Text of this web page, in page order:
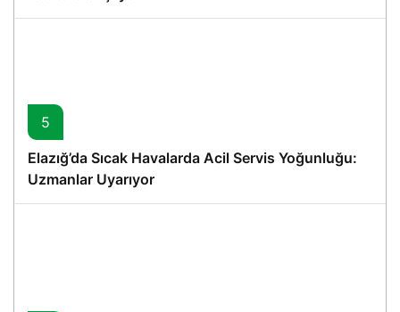
5
Elazığ’da Sıcak Havalarda Acil Servis Yoğunluğu:
Uzmanlar Uyarıyor